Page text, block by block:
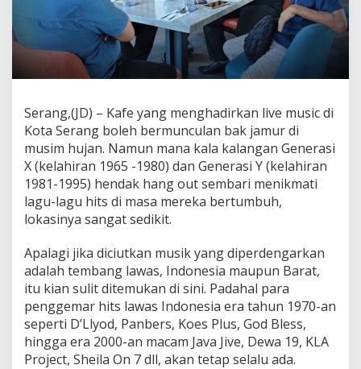
t
i
n
e
n
H
i
d
u
k
n
K
e
m
b
a
l
i
Serang,(JD) – Kafe yang menghadirkan live music di
Kota Serang boleh bermunculan bak jamur di
musim hujan. Namun mana kala kalangan Generasi
X (kelahiran 1965 -1980) dan Generasi Y (kelahiran
1981-1995) hendak hang out sembari menikmati
lagu-lagu hits di masa mereka bertumbuh,
lokasinya sangat sedikit.
Apalagi jika diciutkan musik yang diperdengarkan
adalah tembang lawas, Indonesia maupun Barat,
itu kian sulit ditemukan di sini. Padahal para
penggemar hits lawas Indonesia era tahun 1970-an
seperti D’Llyod, Panbers, Koes Plus, God Bless,
hingga era 2000-an macam Java Jive, Dewa 19, KLA
Project, Sheila On 7 dll, akan tetap selalu ada.